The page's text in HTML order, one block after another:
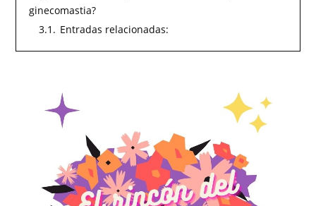
ginecomastia?
3.1. Entradas relacionadas: